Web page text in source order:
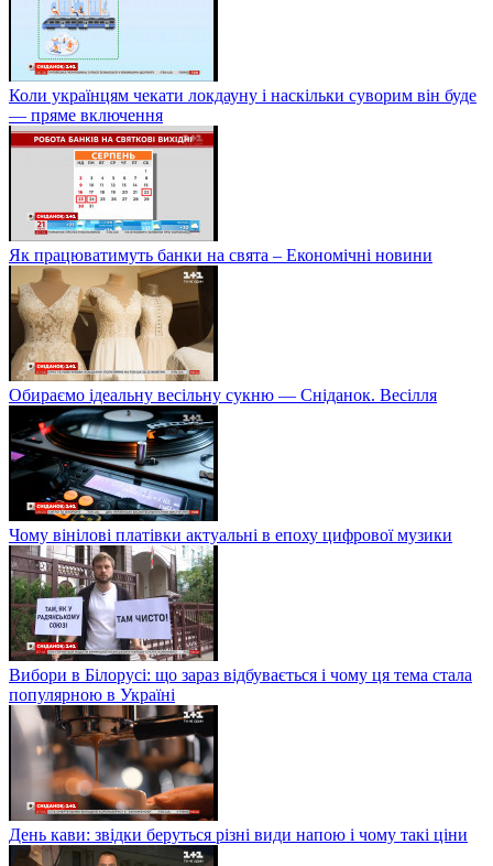
Коли українцям чекати локдауну і наскільки суворим він буде
— пряме включення
Як працюватимуть банки на свята – Економічні новини
Обираємо ідеальну весільну сукню — Сніданок. Весілля
Чому вінілові платівки актуальні в епоху цифрової музики
Вибори в Білорусі: що зараз відбувається і чому ця тема стала
популярною в Україні
День кави: звідки беруться різні види напою і чому такі ціни